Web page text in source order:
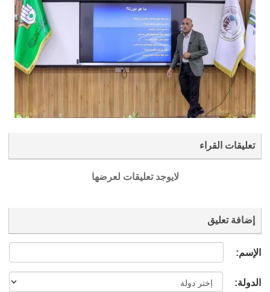
تعليقات القراء
لايوجد تعليقات لعرضها
إضافة تعليق
الإسم:
الدولة: